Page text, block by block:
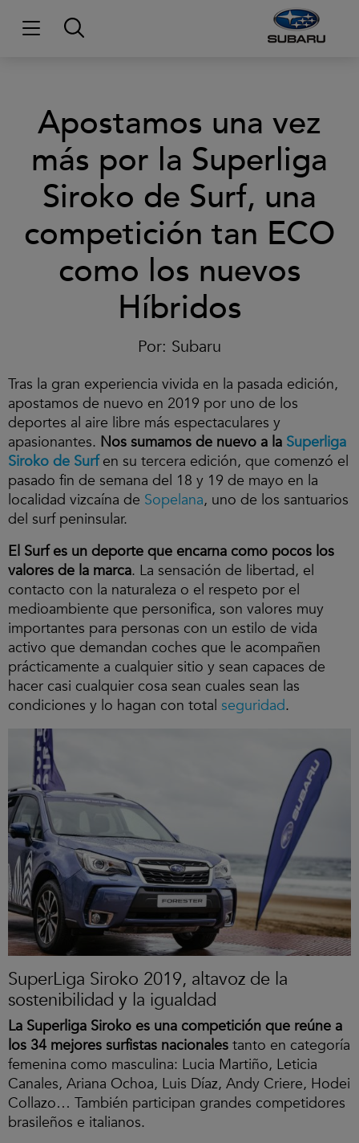
Apostamos una vez
más por la Superliga
Siroko de Surf, una
competición tan ECO
como los nuevos
Híbridos
Por: Subaru
Tras la gran experiencia vivida en la pasada edición,
apostamos de nuevo en 2019 por uno de los
deportes al aire libre más espectaculares y
apasionantes. Nos sumamos de nuevo a la Superliga
Siroko de Surf en su tercera edición, que comenzó el
pasado fin de semana del 18 y 19 de mayo en la
localidad vizcaína de Sopelana, uno de los santuarios
del surf peninsular.
El Surf es un deporte que encarna como pocos los
valores de la marca. La sensación de libertad, el
contacto con la naturaleza o el respeto por el
medioambiente que personifica, son valores muy
importantes para personas con un estilo de vida
activo que demandan coches que le acompañen
prácticamente a cualquier sitio y sean capaces de
hacer casi cualquier cosa sean cuales sean las
condiciones y lo hagan con total seguridad.
SuperLiga Siroko 2019, altavoz de la
sostenibilidad y la igualdad
La Superliga Siroko es una competición que reúne a
los 34 mejores surfistas nacionales tanto en categoría
femenina como masculina: Lucia Martiño, Leticia
Canales, Ariana Ochoa, Luis Díaz, Andy Criere, Hodei
Collazo… También participan grandes competidores
brasileños e italianos.